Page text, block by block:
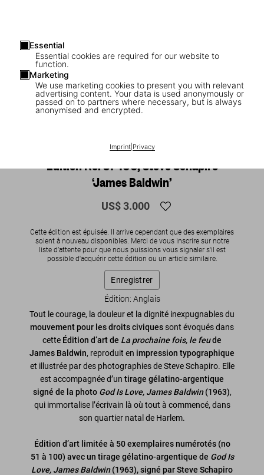
Essential
Essential cookies are required for our website to
function.
Marketing
We use marketing cookies to present you with relevant
advertising content. Your data is used anonymously or
passed on to partners where necessary, but is always
anonymised and encrypted.
Imprint| Privacy
1/20
James Baldwin. The Fire Next Time, Art
Edition No. 51–100, Steve Schapiro
‘James Baldwin’
US$ 3.000
Cette édition est épuisée. Il arrive cependant que des exemplaires
soient à nouveau disponibles. Merci de vous inscrire sur notre
liste d’attente pour que nous puissions vous signaler s'il est
possible d'acquérir cette édition ou un article similaire.
Enregistrer
Édition: Anglais
Tout le courage, la douleur et la dignité inexpugnables du
mouvement pour les droits civiques sont évoqués dans
cette Édition d’art de La prochaine fois, le feude
James Baldwin, reproduit en impression typographique
et illustrée par des photographies de Steve Schapiro. Elle
est accompagnée d’un tirage gélatino-argentique
signé de la photo God Is Love, James Baldwin(1963),
qui immortalise l’écrivain là où tout à commencé, dans
son quartier natal de Harlem.
Édition d’art limitée à 50 exemplaires numérotés (no
51 à 100) avec un tirage gélatino-argentique de God Is
Love, James Baldwin(1963), signé par Steve Schapiro